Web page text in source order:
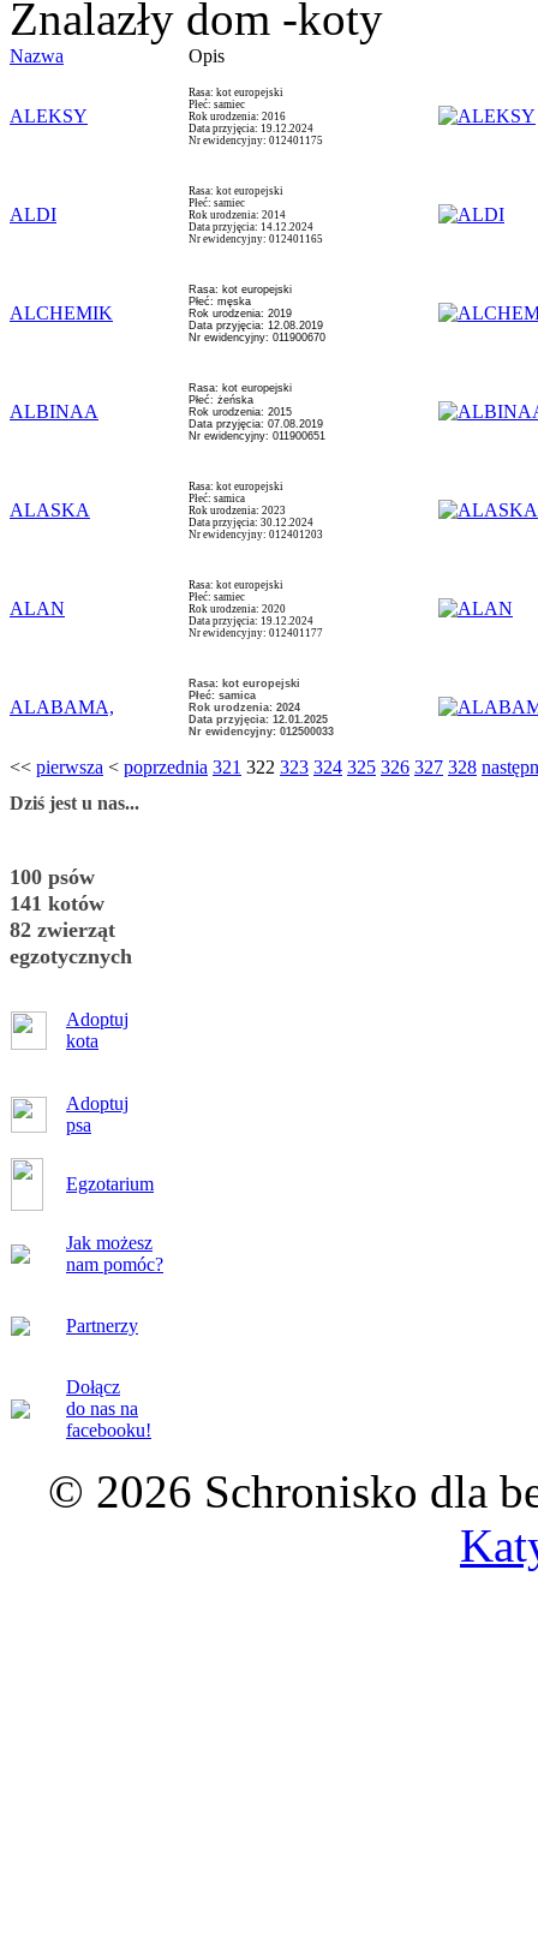
Znalazły dom -koty
Nazwa Opis
ALEKSY
Rasa: kot europejski
Płeć: samiec
Rok urodzenia: 2016
Data przyjęcia: 19.12.2024
Nr ewidencyjny: 012401175
ALDI
Rasa: kot europejski
Płeć: samiec
Rok urodzenia: 2014
Data przyjęcia: 14.12.2024
Nr ewidencyjny: 012401165
ALCHEMIK
Rasa: kot europejski
Płeć: męska
Rok urodzenia: 2019
Data przyjęcia: 12.08.2019
Nr ewidencyjny: 011900670
ALBINAA
Rasa: kot europejski
Płeć: żeńska
Rok urodzenia: 2015
Data przyjęcia: 07.08.2019
Nr ewidencyjny: 011900651
ALASKA
Rasa: kot europejski
Płeć: samica
Rok urodzenia: 2023
Data przyjęcia: 30.12.2024
Nr ewidencyjny: 012401203
ALAN
Rasa: kot europejski
Płeć: samiec
Rok urodzenia: 2020
Data przyjęcia: 19.12.2024
Nr ewidencyjny: 012401177
ALABAMA,
Rasa: kot europejski
Płeć: samica
Rok urodzenia: 2024
Data przyjęcia: 12.01.2025
Nr ewidencyjny: 012500033
<< pierwsza < poprzednia 321 322 323 324 325 326 327 328
Dziś jest u nas...
100 psów
141 kotów
82 zwierząt
egzotycznych
Adoptuj
kota
Adoptuj
psa
Egzotarium
Jak możesz
nam pomóc?
Partnerzy
Dołącz
do nas na
facebooku!
© 2026 Schronisko dla